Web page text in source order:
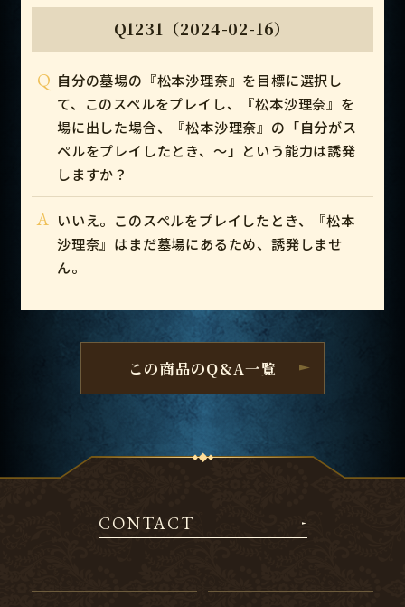
Q1231（2024-02-16）
Q 自分の墓場の『松本沙理奈』を目標に選択し
て、このスペルをプレイし、『松本沙理奈』を
場に出した場合、『松本沙理奈』の「自分がス
ペルをプレイしたとき、～」という能力は誘発
しますか？
A いいえ。このスペルをプレイしたとき、『松本
沙理奈』はまだ墓場にあるため、誘発しませ
ん。
この商品のQ&A一覧
CONTACT